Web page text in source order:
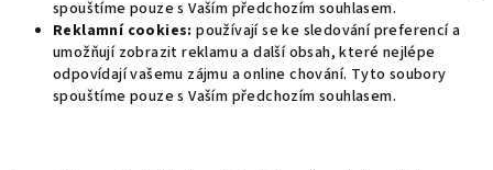
spouštíme pouze s Vaším předchozím souhlasem.
Reklamní cookies: používají se ke sledování preferencí a
umožňují zobrazit reklamu a další obsah, které nejlépe
odpovídají vašemu zájmu a online chování. Tyto soubory
spouštíme pouze s Vaším předchozím souhlasem.